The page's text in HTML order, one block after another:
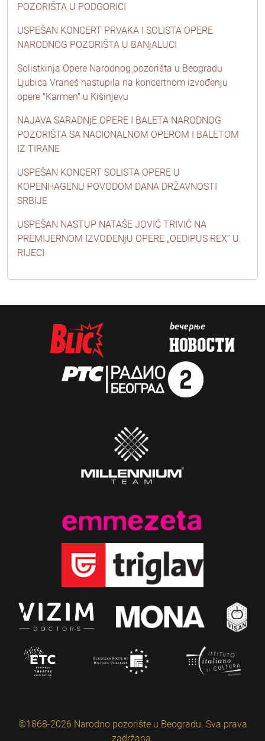
POZORIŠTA U PODGORICI
USPEŠAN KONCERT PRVAKA I SOLISTA OPERE
NARODNOG POZORIŠTA U BANjALUCI
Solistkinja Opere Narodnog pozorišta u Beogradu
Ljubica Vraneš nastupila na koncertnom izvođenju
opere "Karmen" u Kišinjevu
NAJAVA SARADNjE OPERE I BALETA NARODNOG
POZORIŠTA SA NACIONALNOM OPEROM I BALETOM
IZ TIRANE
USPEŠAN KONCERT SOLISTA OPERE U
KOPENHAGENU POVODOM DANA DRŽAVNOSTI
SRBIJE
USPEŠAN NASTUP NATAŠE JOVIĆ TRIVIĆ NA
PREMIJERNOM IZVOĐENjU OPERE „OEDIPUS REX” U
RIJECI
©1868-2026 Narodno pozorište u Beogradu. Sva prava
zadržana.